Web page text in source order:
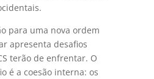
para uma nova ordem
apresenta desafios
terão de enfrentar. O
é a coesão interna: os